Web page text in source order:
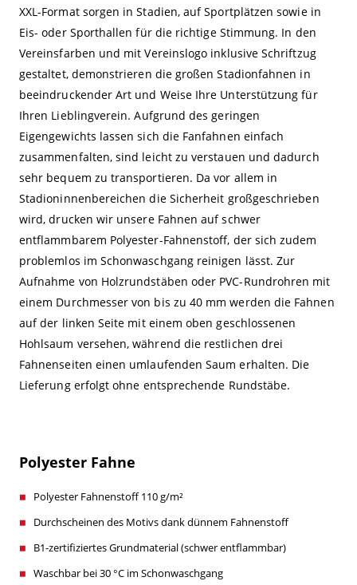
XXL-Format sorgen in Stadien, auf Sportplätzen sowie in
Eis- oder Sporthallen für die richtige Stimmung. In den
Vereinsfarben und mit Vereinslogo inklusive Schriftzug
gestaltet, demonstrieren die großen Stadionfahnen in
beeindruckender Art und Weise Ihre Unterstützung für
Ihren Lieblingverein. Aufgrund des geringen
Eigengewichts lassen sich die Fanfahnen einfach
zusammenfalten, sind leicht zu verstauen und dadurch
sehr bequem zu transportieren. Da vor allem in
Stadioninnenbereichen die Sicherheit großgeschrieben
wird, drucken wir unsere Fahnen auf schwer
entflammbarem Polyester-Fahnenstoff, der sich zudem
problemlos im Schonwaschgang reinigen lässt. Zur
Aufnahme von Holzrundstäben oder PVC-Rundrohren mit
einem Durchmesser von bis zu 40 mm werden die Fahnen
auf der linken Seite mit einem oben geschlossenen
Hohlsaum versehen, während die restlichen drei
Fahnenseiten einen umlaufenden Saum erhalten. Die
Lieferung erfolgt ohne entsprechende Rundstäbe.
Polyester Fahne
Polyester Fahnenstoff 110 g/m²
Durchscheinen des Motivs dank dünnem Fahnenstoff
B1-zertifiziertes Grundmaterial (schwer entflammbar)
Waschbar bei 30 °C im Schonwaschgang